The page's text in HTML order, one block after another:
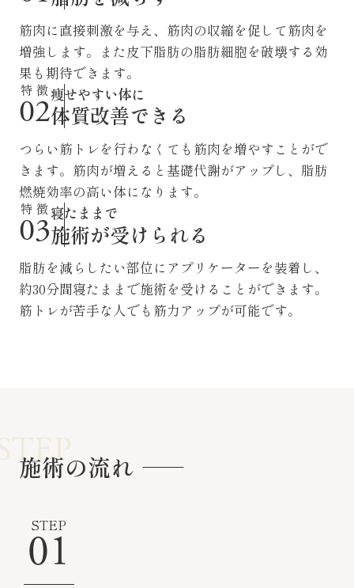
筋肉に直接刺激を与え、筋肉の収縮を促して筋肉を
増強します。また皮下脂肪の脂肪細胞を破壊する効
果も期待できます。
特 徴
02
痩せやすい体に
体質改善できる
つらい筋トレを行わなくても筋肉を増やすことがで
きます。筋肉が増えると基礎代謝がアップし、脂肪
燃焼効率の高い体になります。
特 徴
03
寝たままで
施術が受けられる
脂肪を減らしたい部位にアプリケーターを装着し、
約30分間寝たままで施術を受けることができます。
筋トレが苦手な人でも筋力アップが可能です。
施術の流れ
STEP
01